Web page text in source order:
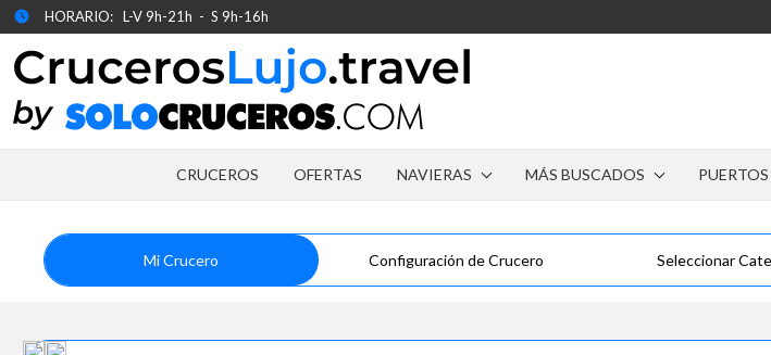
HORARIO: L-V 9h-21h - S 9h-16h
CRUCEROS OFERTAS NAVIERAS MÁS BUSCADOS
Mi Crucero Configuración de Crucero Seleccionar